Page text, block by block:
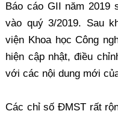
Báo cáo GII năm
vào quý 3/2019. Sau
viện Khoa học Công
hiện cập nhật, điều
với các nội dung mới
Các chỉ số ĐMST rất